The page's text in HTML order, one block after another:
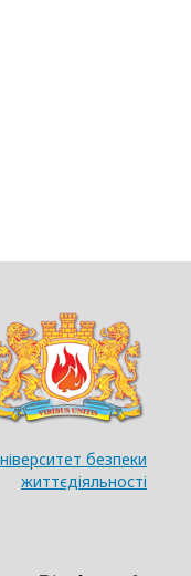
безпеки
життєдіяльності